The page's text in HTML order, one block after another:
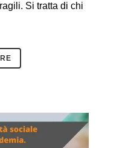
Si tratta di chi